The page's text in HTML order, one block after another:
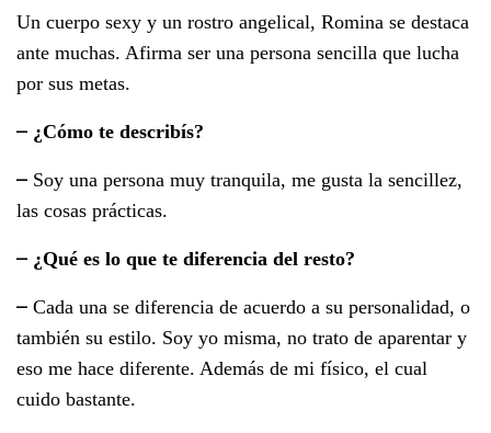
Un cuerpo sexy y un rostro angelical, Romina se destaca
ante muchas. Afirma ser una persona sencilla que lucha
por sus metas.
– ¿Cómo te describís?
– Soy una persona muy tranquila, me gusta la sencillez,
las cosas prácticas.
– ¿Qué es lo que te diferencia del resto?
– Cada una se diferencia de acuerdo a su personalidad, o
también su estilo. Soy yo misma, no trato de aparentar y
eso me hace diferente. Además de mi físico, el cual
cuido bastante.